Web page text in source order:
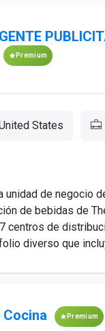
Premium
States
unidad de negocio
de bebidas de
centros de
diverso que
Premium